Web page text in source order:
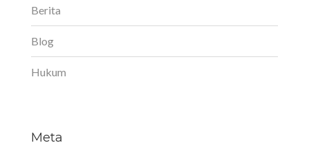
Berita
Blog
Hukum
Meta